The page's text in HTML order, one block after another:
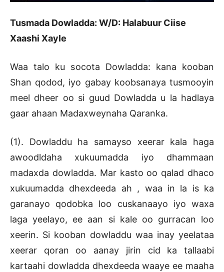
Tusmada Dowladda: W/D: Halabuur Ciise
Xaashi Xayle
Waa talo ku socota Dowladda: kana kooban
Shan qodod, iyo gabay koobsanaya tusmooyin
meel dheer oo si guud Dowladda u la hadlaya
gaar ahaan Madaxweynaha Qaranka.
(1). Dowladdu ha samayso xeerar kala haga
awoodldaha xukuumadda iyo dhammaan
madaxda dowladda. Mar kasto oo qalad dhaco
xukuumadda dhexdeeda ah , waa in la is ka
garanayo qodobka loo cuskanaayo iyo waxa
laga yeelayo, ee aan si kale oo gurracan loo
xeerin. Si kooban dowladdu waa inay yeelataa
xeerar qoran oo aanay jirin cid ka tallaabi
kartaahi dowladda dhexdeeda waaye ee maaha